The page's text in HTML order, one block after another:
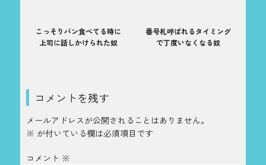
こっそりパン食べてる時に
上司に話しかけられた奴
番号札呼ばれるタイミング
で丁度いなくなる奴
コメントを残す
メールアドレスが公開されることはありません。
※ が付いている欄は必須項目です
コメント ※